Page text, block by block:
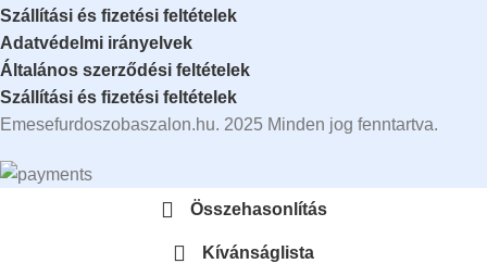
Szállítási és fizetési feltételek
Adatvédelmi irányelvek
Általános szerződési feltételek
Szállítási és fizetési feltételek
Emesefurdoszobaszalon.hu. 2025 Minden jog fenntartva.
Összehasonlítás
Kívánságlista